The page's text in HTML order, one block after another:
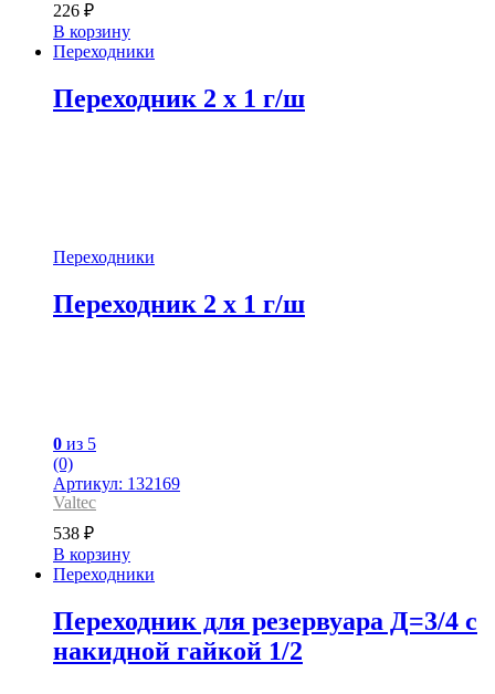
226 ₽
В корзину
Переходники
Переходник 2 x 1 г/ш
Переходники
Переходник 2 x 1 г/ш
0 из 5
(0)
Артикул: 132169
Valtec
538 ₽
В корзину
Переходники
Переходник для резервуара Д=3/4 с
накидной гайкой 1/2